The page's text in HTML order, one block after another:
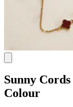
Sunny Cords
Colour